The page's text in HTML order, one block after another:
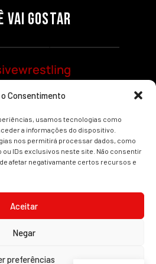
o Consentimento
usamos tecnologias como
a informações do dispositivo.
nos permitirá processar dados, como
ou IDs exclusivos neste site. Não consentir
afetar negativamante certos recursos e
Aceitar
Negar
preferências
VAI GOSTAR
PERDER
MUNDIAL FEMININO NA AEW
REDEMPTION
Por exclusivewrestling
Artigos
proprietários.